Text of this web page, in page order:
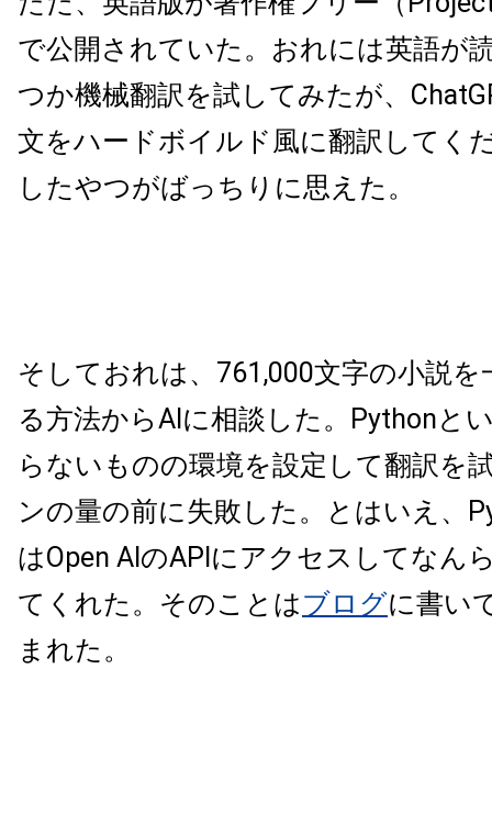
で公開されていた。おれには英語が
つか機械翻訳を試してみたが、
文をハードボイルド風に翻訳してく
したやつがばっちりに思えた。
そしておれは、761,000文字の小説を
る方法からAIに相談した。Pythonと
らないものの環境を設定して翻訳を
ンの量の前に失敗した。とはいえ、
はOpen AIのAPIにアクセスしてなん
てくれた。そのことはブログに書い
まれた。